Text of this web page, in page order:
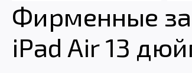
Фирменные
iPad Air 13